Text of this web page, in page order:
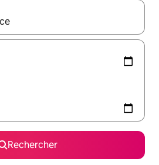
utilisez les flèches vers le
Rechercher